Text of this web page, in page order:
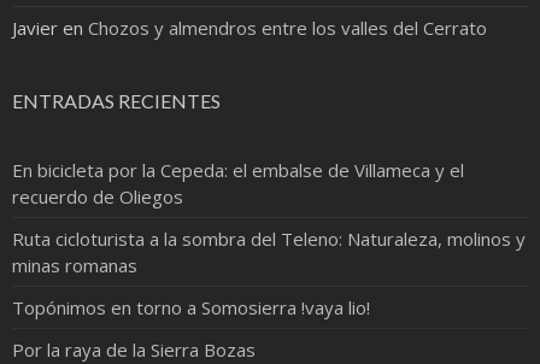
Javier en Chozos y almendros entre los valles del Cerrato
ENTRADAS RECIENTES
En bicicleta por la Cepeda: el embalse de Villameca y el
recuerdo de Oliegos
Ruta cicloturista a la sombra del Teleno: Naturaleza, molinos y
minas romanas
Topónimos en torno a Somosierra !vaya lio!
Por la raya de la Sierra Bozas